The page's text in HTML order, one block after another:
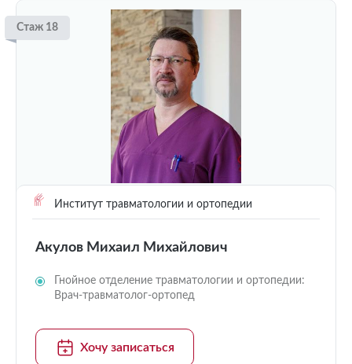
Стаж 18
Институт травматологии и ортопедии
Акулов Михаил Михайлович
Гнойное отделение травматологии и ортопедии:
Врач-травматолог-ортопед
Хочу записаться